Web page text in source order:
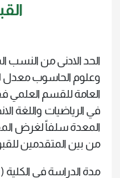
الحد الادنى من
العامة للقسم العلمي
في الرياضيات واللغة
المعدة سلفاً لغرض
من بين المتقدمين
مدة الدراسة في